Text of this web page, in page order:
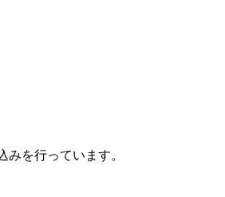
を行っています。